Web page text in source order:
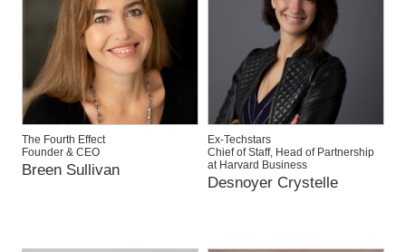
The Fourth Effect
Founder & CEO
Breen Sullivan
Ex-Techstars
Chief of Staff, Head of Partnership
at Harvard Business
Desnoyer Crystelle